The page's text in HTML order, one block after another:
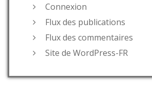
Connexion
Flux des publications
Flux des commentaires
Site de WordPress-FR